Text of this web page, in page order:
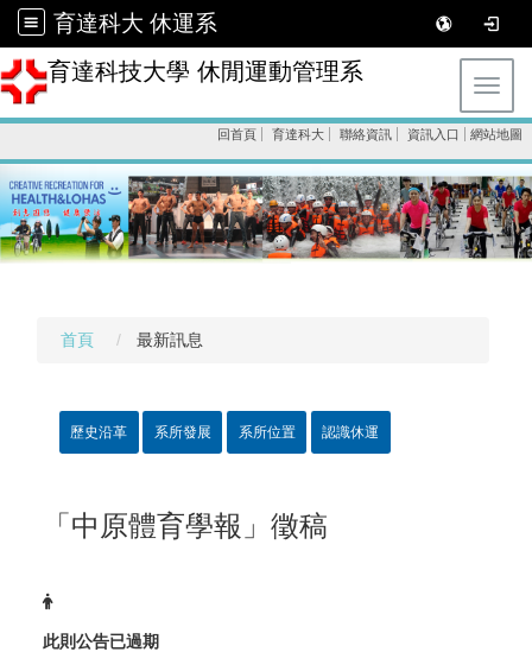
育達科大 休運系
育達科技大學 休閒運動管理系
回首頁 育達科大 聯絡資訊 資訊入口 網站地圖
首頁 最新訊息
歷史沿革 系所發展 系所位置 認識休運
「中原體育學報」徵稿
此則公告已過期